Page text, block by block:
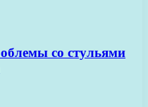
со стульями